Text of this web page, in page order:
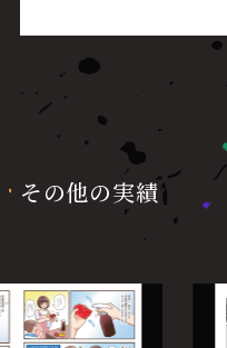
その他の実績